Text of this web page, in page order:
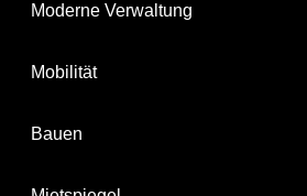
Moderne Verwaltung
Mobilität
Bauen